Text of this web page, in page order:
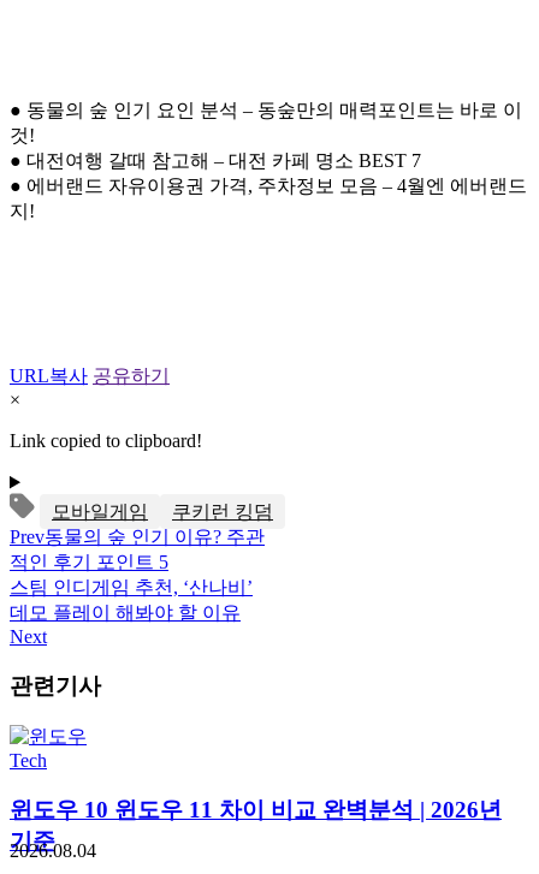
● 동물의 숲 인기 요인 분석 – 동숲만의 매력포인트는 바로 이
것!
● 대전여행 갈때 참고해 – 대전 카페 명소 BEST 7
● 에버랜드 자유이용권 가격, 주차정보 모음 – 4월엔 에버랜드
지!
URL복사 공유하기
×
Link copied to clipboard!
모바일게임
쿠키런 킹덤
Prev동물의 숲 인기 이유? 주관
적인 후기 포인트 5
스팀 인디게임 추천, ‘산나비’
데모 플레이 해봐야 할 이유
Next
관련기사
Tech
윈도우 10 윈도우 11 차이 비교 완벽분석 | 2026년
기준
2026.08.04